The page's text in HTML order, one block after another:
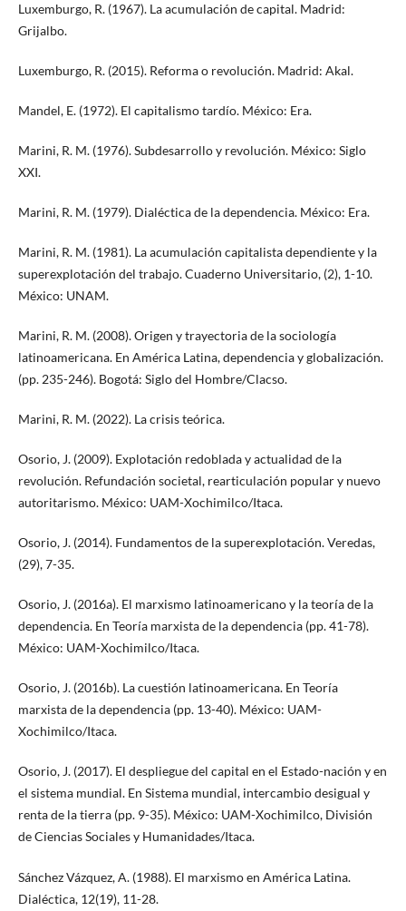
Luxemburgo, R. (1967). La acumulación de capital. Madrid:
Grijalbo.
Luxemburgo, R. (2015). Reforma o revolución. Madrid: Akal.
Mandel, E. (1972). El capitalismo tardío. México: Era.
Marini, R. M. (1976). Subdesarrollo y revolución. México: Siglo
XXI.
Marini, R. M. (1979). Dialéctica de la dependencia. México: Era.
Marini, R. M. (1981). La acumulación capitalista dependiente y la
superexplotación del trabajo. Cuaderno Universitario, (2), 1-10.
México: UNAM.
Marini, R. M. (2008). Origen y trayectoria de la sociología
latinoamericana. En América Latina, dependencia y globalización.
(pp. 235-246). Bogotá: Siglo del Hombre/Clacso.
Marini, R. M. (2022). La crisis teórica.
Osorio, J. (2009). Explotación redoblada y actualidad de la
revolución. Refundación societal, rearticulación popular y nuevo
autoritarismo. México: UAM-Xochimilco/Itaca.
Osorio, J. (2014). Fundamentos de la superexplotación. Veredas,
(29), 7-35.
Osorio, J. (2016a). El marxismo latinoamericano y la teoría de la
dependencia. En Teoría marxista de la dependencia (pp. 41-78).
México: UAM-Xochimilco/Itaca.
Osorio, J. (2016b). La cuestión latinoamericana. En Teoría
marxista de la dependencia (pp. 13-40). México: UAM-
Xochimilco/Itaca.
Osorio, J. (2017). El despliegue del capital en el Estado-nación y en
el sistema mundial. En Sistema mundial, intercambio desigual y
renta de la tierra (pp. 9-35). México: UAM-Xochimilco, División
de Ciencias Sociales y Humanidades/Itaca.
Sánchez Vázquez, A. (1988). El marxismo en América Latina.
Dialéctica, 12(19), 11-28.